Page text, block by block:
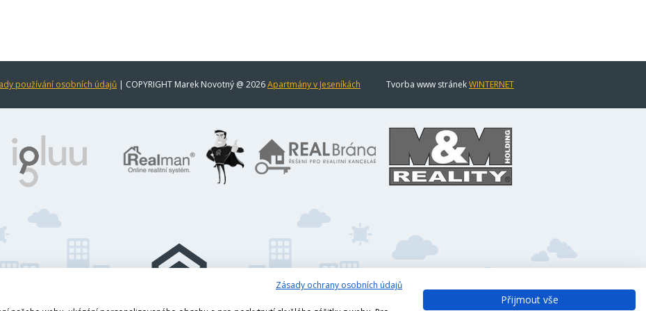
používání osobních údajů | COPYRIGHT Marek Novotný @ 2026Apartmány v Jeseníkách Tvorba www stránekWINTERNET
Zásady ochrany osobních údajů
Přijmout vše